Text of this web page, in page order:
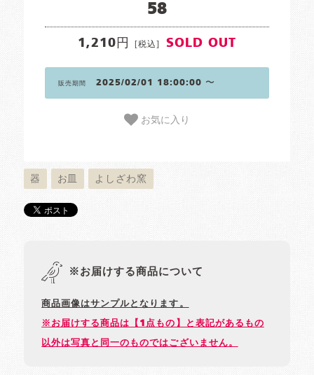
58
1,210円 [税込] SOLD OUT
販売期間 2025/02/01 18:00:00 〜
お気に入り
器 お皿 よしざわ窯
※お届けする商品について
商品画像はサンプルとなります。
※お届けする商品は【1点もの】と表記があるもの
以外は写真と同一のものではございません。